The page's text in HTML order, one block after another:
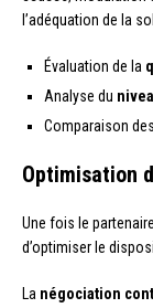
l’adéquation de la
Évaluation de la
Analyse du
Comparaison des
Optimisation
Une fois le
d’optimiser le
La négociation